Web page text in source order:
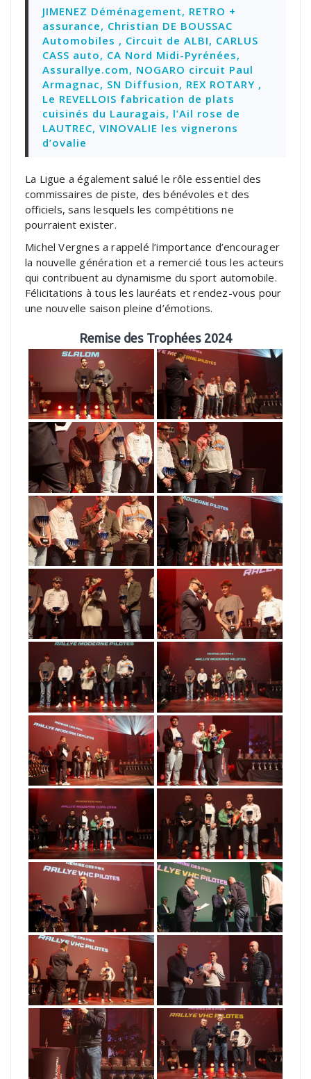
JIMENEZ Déménagement, RETRO +
assurance, Christian DE BOUSSAC
Automobiles , Circuit de ALBI, CARLUS
CASS auto, CA Nord Midi-Pyrénées,
Assurallye.com, NOGARO circuit Paul
Armagnac, SN Diffusion, REX ROTARY ,
Le REVELLOIS fabrication de plats
cuisinés du Lauragais, l’Ail rose de
LAUTREC, VINOVALIE les vignerons
d’ovalie
La Ligue a également salué le rôle essentiel des
commissaires de piste, des bénévoles et des
officiels, sans lesquels les compétitions ne
pourraient exister.
Michel Vergnes a rappelé l’importance d’encourager
la nouvelle génération et a remercié tous les acteurs
qui contribuent au dynamisme du sport automobile.
Félicitations à tous les lauréats et rendez-vous pour
une nouvelle saison pleine d’émotions.
Remise des Trophées 2024